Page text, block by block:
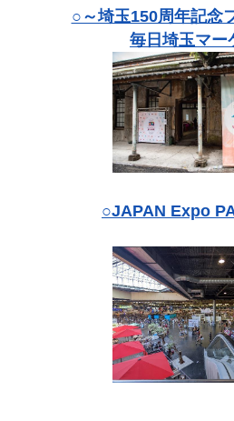
○～埼玉150周年記念
毎日埼玉マー
○JAPAN Expo